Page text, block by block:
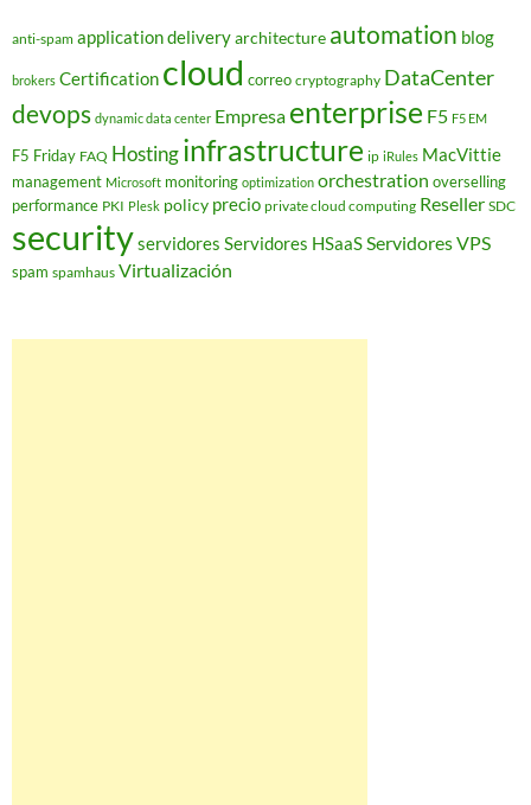
anti-spam application deliveryarchitecture automation blog
brokers Certification cloud correo cryptography DataCenter
devops dynamic data center Empresa enterprise F5 F5 EM
F5 Friday FAQ Hostinginfrastructure ip iRules MacVittie
management Microsoft monitoring optimization orchestration overselling
performance PKI Plesk policy precio private cloud computing Reseller SDC
securityservidores Servidores HSaaSServidores VPS
spam spamhaus Virtualización